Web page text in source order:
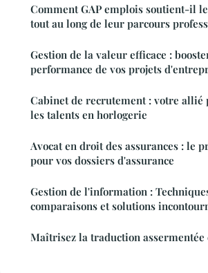
Comment GAP emplois soutient-il
tout au long de leur parcours
Gestion de la valeur efficace :
performance de vos projets
Cabinet de recrutement : votre allié
les talents en horlogerie
Avocat en droit des assurances : le
pour vos dossiers d'assurance
Gestion de l'information :
comparaisons et solutions
Maîtrisez la traduction assermentée